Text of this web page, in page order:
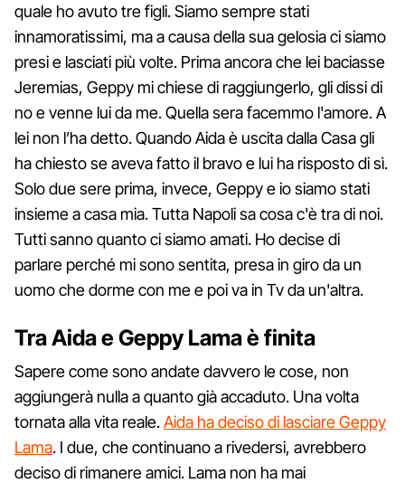
quale ho avuto tre figli. Siamo sempre stati
innamoratissimi, ma a causa della sua gelosia ci siamo
presi e lasciati più volte. Prima ancora che lei baciasse
Jeremias, Geppy mi chiese di raggiungerlo, gli dissi di
no e venne lui da me. Quella sera facemmo l'amore. A
lei non l’ha detto. Quando Aida è uscita dalla Casa gli
ha chiesto se aveva fatto il bravo e lui ha risposto di sì.
Solo due sere prima, invece, Geppy e io siamo stati
insieme a casa mia. Tutta Napoli sa cosa c'è tra di noi.
Tutti sanno quanto ci siamo amati. Ho decise di
parlare perché mi sono sentita, presa in giro da un
uomo che dorme con me e poi va in Tv da un'altra.
Tra Aida e Geppy Lama è finita
Sapere come sono andate davvero le cose, non
aggiungerà nulla a quanto già accaduto. Una volta
tornata alla vita reale.Aida ha deciso di lasciare Geppy
Lama. I due, che continuano a rivedersi, avrebbero
deciso di rimanere amici. Lama non ha mai